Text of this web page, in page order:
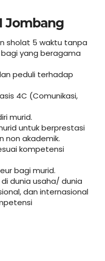
Jombang
sholat 5 waktu tanpa
yang beragama
peduli terhadap
4C (Comunikasi,
murid.
untuk berprestasi
non akademik.
kompetensi
bagi murid.
dunia usaha/ dunia
dan internasional